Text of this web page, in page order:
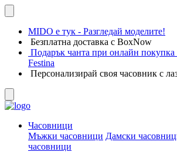
MIDO е тук - Разгледай моделите!
Безплатна доставка с BoxNow
Подарък чанта при онлайн
Festina
Персонализирай своя часовник с
Часовници
Мъжки часовници Дамски
часовници